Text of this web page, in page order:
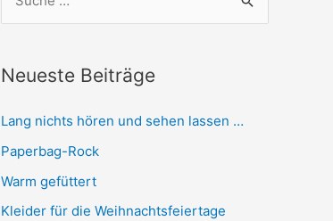
h
n
n
a
c
Neueste Beiträge
Lang nichts hören und sehen lassen …
Paperbag-Rock
Warm gefüttert
Kleider für die Weihnachtsfeiertage